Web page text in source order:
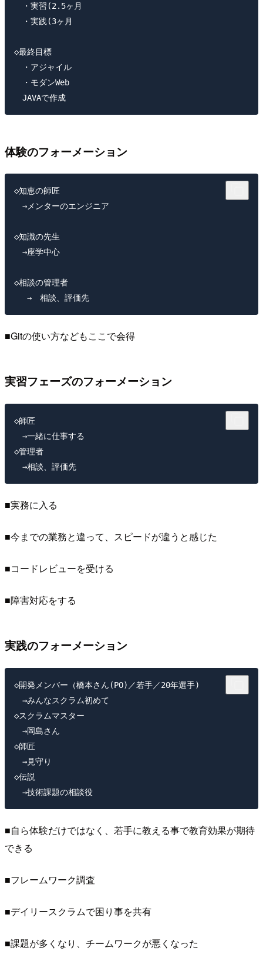
・実習(2.5ヶ月
・実践(3ヶ月
◇最終目標
・アジャイル
・モダンWeb
体験のフォーメーション
◇知恵の師匠
→メンターのエンジニア
◇知識の先生
→座学中心
◇相談の管理者
■Gitの使い方などもここで会得
実習フェーズのフォーメーション
◇師匠
→一緒に仕事する
◇管理者
■実務に入る
■今までの業務と違って、スピードが違うと感じた
■コードレビューを受ける
■障害対応をする
実践のフォーメーション
◇開発メンバー（橋本さん(PO)／若手／20年選手)
→みんなスクラム初めて
◇スクラムマスター
→岡島さん
◇師匠
→見守り
◇伝説
■自ら体験だけではなく、若手に教える事で教育効果が期待
できる
■フレームワーク調査
■デイリースクラムで困り事を共有
■課題が多くなり、チームワークが悪くなった